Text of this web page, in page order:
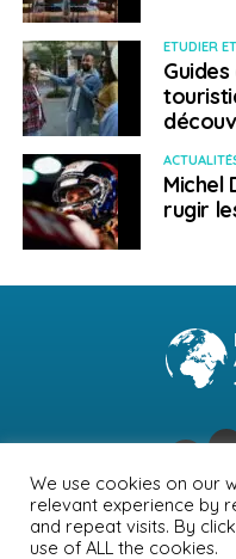
Appel à la
2024
Dans le contexte actuel
mouvements politiques
notamment de
preuve de prudence et
convient de se tenir à
quel qu’en soit le
de circulation sont à
Il n’est en outre pas
réseaux de
dans les jours à venir.
Il est par ailleurs
provinces de Khyber-
sont formellement
passage sont invités à
ETUDIER
Michel
rugir
NEWSLETTER PUBLICITÉ
We use cookies on our
relevant experience by
and repeat visits. By
use of ALL the cookies.